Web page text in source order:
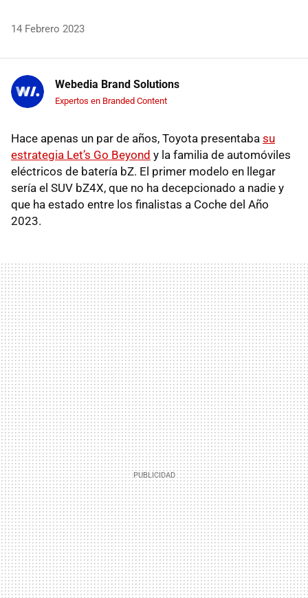
14 Febrero 2023
Webedia Brand Solutions
Expertos en Branded Content
Hace apenas un par de años, Toyota presentaba su
estrategia Let’s Go Beyond y la familia de automóviles
eléctricos de batería bZ. El primer modelo en llegar
sería el SUV bZ4X, que no ha decepcionado a nadie y
que ha estado entre los finalistas a Coche del Año
2023.